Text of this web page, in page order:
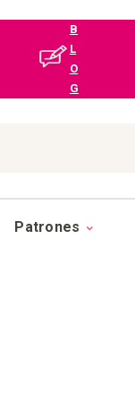
B
L
O
G
Patrones